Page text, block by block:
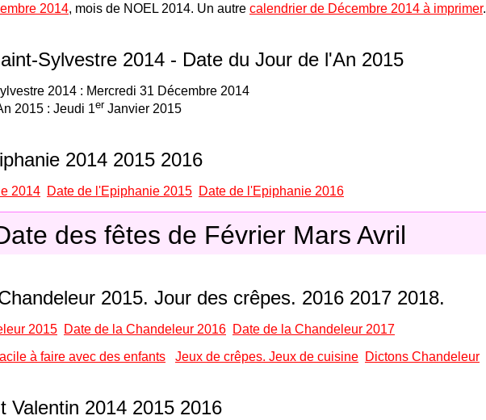
2014, mois de NOEL 2014. Un autre calendrier de Décembre 2014 à imprimer.
Sylvestre 2014 - Date du Jour de l'An 2015
2014 : Mercredi 31 Décembre 2014
2015 : Jeudi 1er Janvier 2015
2014 2015 2016
2014 Date de l'Epiphanie 2015 Date de l'Epiphanie 2016
des fêtes de Février Mars Avril
2015. Jour des crêpes. 2016 2017 2018.
2015 Date de la Chandeleur 2016 Date de la Chandeleur 2017
à faire avec des enfants
Jeux de crêpes. Jeux de cuisine Dictons Chandeleur
Valentin 2014 2015 2016